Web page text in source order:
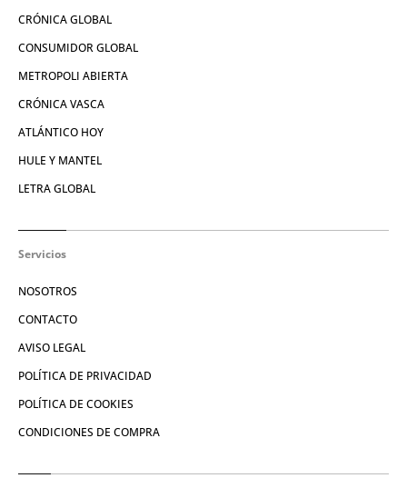
CRÓNICA GLOBAL
CONSUMIDOR GLOBAL
METROPOLI ABIERTA
CRÓNICA VASCA
ATLÁNTICO HOY
HULE Y MANTEL
LETRA GLOBAL
Servicios
NOSOTROS
CONTACTO
AVISO LEGAL
POLÍTICA DE PRIVACIDAD
POLÍTICA DE COOKIES
CONDICIONES DE COMPRA